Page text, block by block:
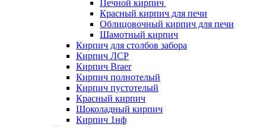
Печной кирпич
Красный кирпич для печи
Облицовочный кирпич для печи
Шамотный кирпич
Кирпич для столбов забора
Кирпич ЛСР
Кирпич Braer
Кирпич полнотелый
Кирпич пустотелый
Красный кирпич
Шоколадный кирпич
Кирпич 1нф